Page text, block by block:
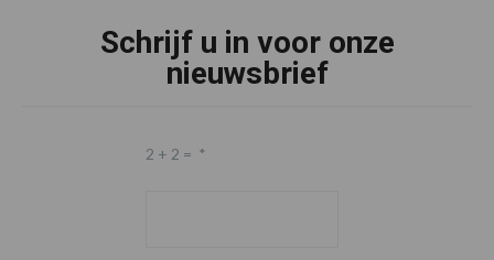
FooterSchrijf u in voor onze
nieuwsbrief
2 + 2 = *